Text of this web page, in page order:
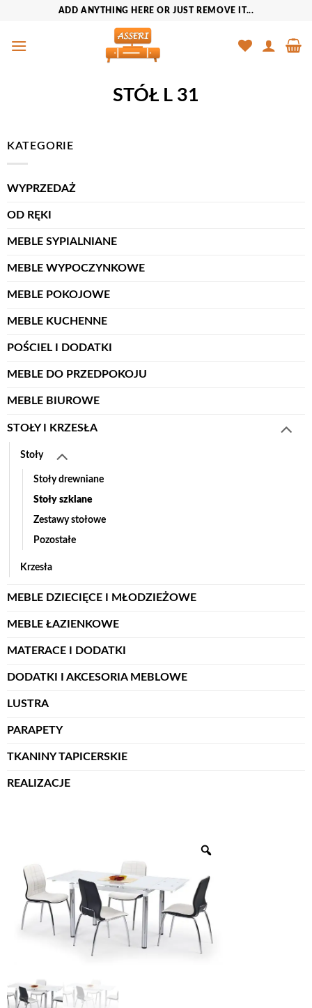
zawartości
ADD ANYTHING HERE OR JUST REMOVE IT...
STÓŁ L 31
KATEGORIE
WYPRZEDAŻ
OD RĘKI
MEBLE SYPIALNIANE
MEBLE WYPOCZYNKOWE
MEBLE POKOJOWE
MEBLE KUCHENNE
POŚCIEL I DODATKI
MEBLE DO PRZEDPOKOJU
MEBLE BIUROWE
STOŁY I KRZESŁA
Stoły
Stoły drewniane
Stoły szklane
Zestawy stołowe
Pozostałe
Krzesła
MEBLE DZIECIĘCE I MŁODZIEŻOWE
MEBLE ŁAZIENKOWE
MATERACE I DODATKI
DODATKI I AKCESORIA MEBLOWE
LUSTRA
PARAPETY
TKANINY TAPICERSKIE
REALIZACJE